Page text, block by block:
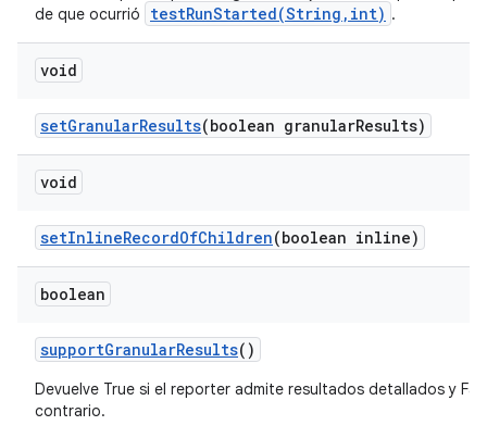
de que ocurrió
testRunStarted(String,int) .
void
setGranularResults(boolean granularResults)
void
setInlineRecordOfChildren(boolean inline)
boolean
supportGranularResults()
Devuelve True si el reporter admite resultados detallados y
contrario.